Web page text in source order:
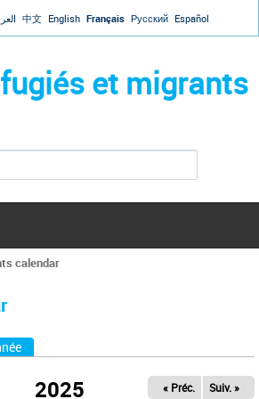
Jump to navigation
中文 English Français Русский Español
et migrants
calendar
2025 « Préc. Suiv. »